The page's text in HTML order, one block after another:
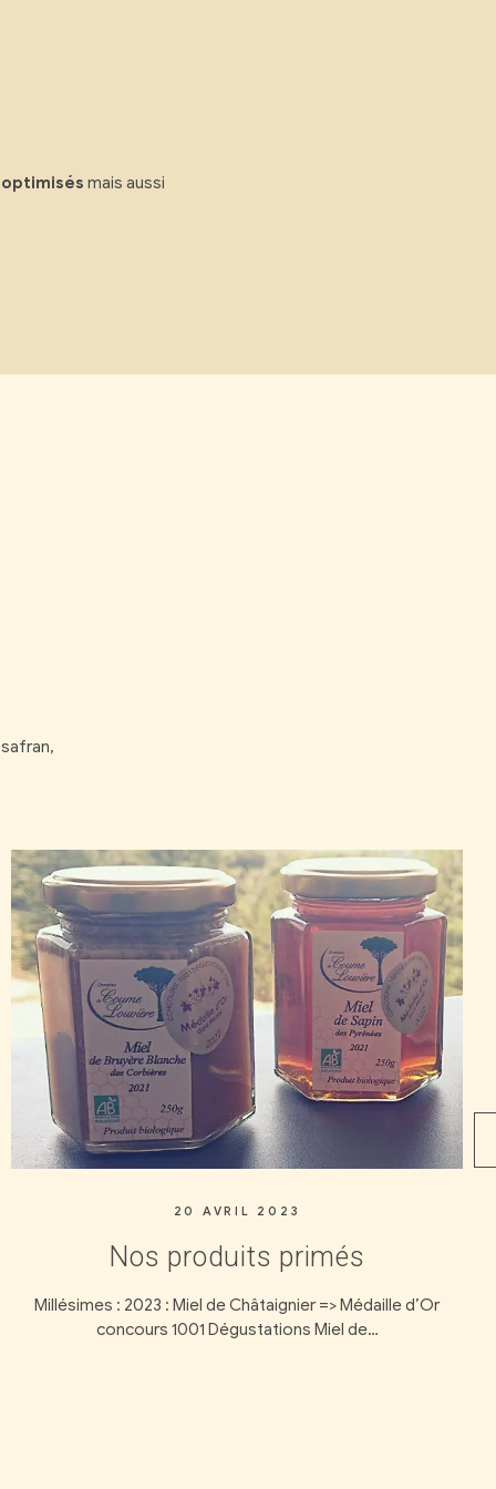
mais aussi
d’Or
1 MARS 2023
Le Safran, l’épice reine.
Bonjour, Cet article vous présentera notre
histoire et surtout son produit, les